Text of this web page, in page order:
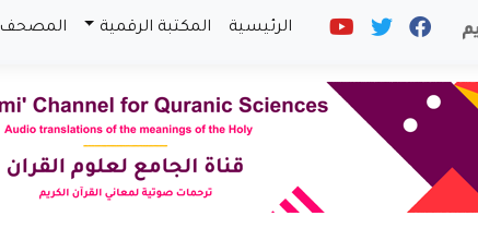
الرئيسية المكتبة الرقمية المصحف